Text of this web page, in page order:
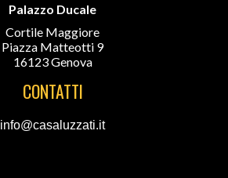
Palazzo Ducale
Cortile Maggiore
Piazza Matteotti 9
16123 Genova
CONTATTI
info@casaluzzati.it